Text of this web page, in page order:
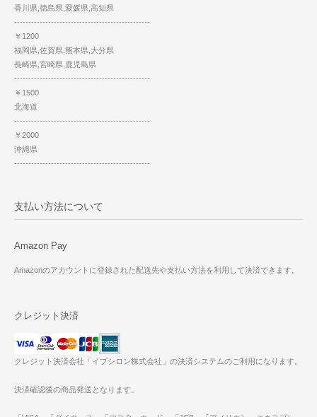
香川県,徳島県,愛媛県,高知県
------------------------------------------------
￥1200
福岡県,佐賀県,熊本県,大分県
長崎県,宮崎県,鹿児島県
------------------------------------------------
￥1500
北海道
------------------------------------------------
￥2000
沖縄県
------------------------------------------------
支払い方法について
Amazon Pay
Amazonのアカウントに登録された配送先や支払い方法を利用して決済できます。
クレジット決済
クレジット決済会社「イプシロン株式会社」の決済システムのご利用になります。
決済確認後の商品発送となります。